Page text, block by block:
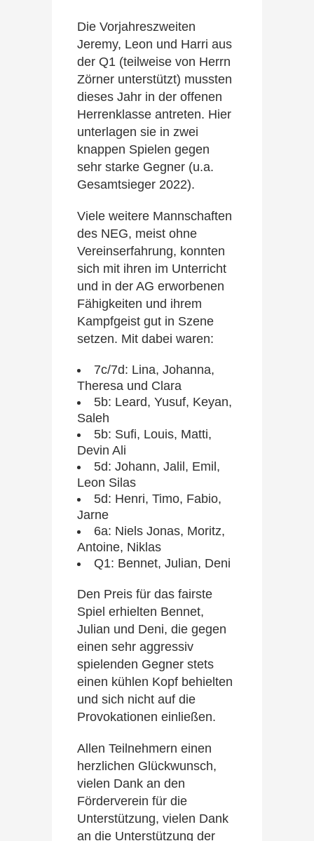
Die Vorjahreszweiten
Jeremy, Leon und Harri aus
der Q1 (teilweise von Herrn
Zörner unterstützt) mussten
dieses Jahr in der offenen
Herrenklasse antreten. Hier
unterlagen sie in zwei
knappen Spielen gegen
sehr starke Gegner (u.a.
Gesamtsieger 2022).
Viele weitere Mannschaften
des NEG, meist ohne
Vereinserfahrung, konnten
sich mit ihren im Unterricht
und in der AG erworbenen
Fähigkeiten und ihrem
Kampfgeist gut in Szene
setzen. Mit dabei waren:
7c/7d: Lina, Johanna,
Theresa und Clara
5b: Leard, Yusuf, Keyan,
Saleh
5b: Sufi, Louis, Matti,
Devin Ali
5d: Johann, Jalil, Emil,
Leon Silas
5d: Henri, Timo, Fabio,
Jarne
6a: Niels Jonas, Moritz,
Antoine, Niklas
Q1: Bennet, Julian, Deni
Den Preis für das fairste
Spiel erhielten Bennet,
Julian und Deni, die gegen
einen sehr aggressiv
spielenden Gegner stets
einen kühlen Kopf behielten
und sich nicht auf die
Provokationen einließen.
Allen Teilnehmern einen
herzlichen Glückwunsch,
vielen Dank an den
Förderverein für die
Unterstützung, vielen Dank
an die Unterstützung der